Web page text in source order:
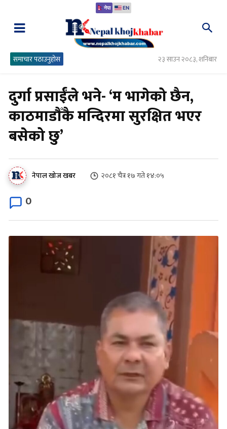
नेपा EN
समाचार पठाउनुहोस २३ साउन २०८३, शनिबार
दुर्गा प्रसाईंले भने- ‘म भागेको छैन,
काठमाडौँकै मन्दिरमा सुरक्षित भएर
बसेको छु’
नेपाल खोज खबर २०८१ चैत्र १७ गते १४:०५
0